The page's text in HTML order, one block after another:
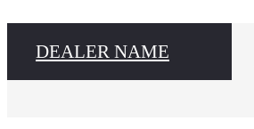
DEALER NAME